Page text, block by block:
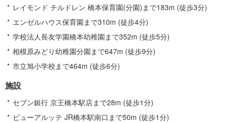
レイモンド チルドレン 橋本保育園(分園)まで183m (徒歩3分)
エンゼルハウス保育園まで310m (徒歩4分)
学校法人長友学園橋本幼稚園まで352m (徒歩5分)
相模原みどり幼稚園分園まで647m (徒歩9分)
市立旭小学校まで464m (徒歩6分)
施設
セブン銀行 京王橋本駅店まで28m (徒歩1分)
ビューアルッテ JR橋本駅南口まで50m (徒歩1分)